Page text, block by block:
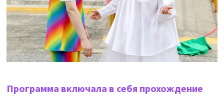
Программа включала в себя прохождение